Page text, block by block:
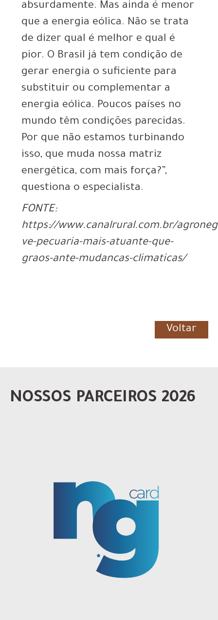
absurdamente. Mas ainda é menor
que a energia eólica. Não se trata
de dizer qual é melhor e qual é
pior. O Brasil já tem condição de
gerar energia o suficiente para
substituir ou complementar a
energia eólica. Poucos países no
mundo têm condições parecidas.
Por que não estamos turbinando
isso, que muda nossa matriz
energética, com mais força?”,
questiona o especialista.
FONTE:
https://www.canalrural.com.br/
ve-pecuaria-mais-atuante-que-
graos-ante-mudancas-climaticas/
Voltar
NOSSOS PARCEIROS 2026